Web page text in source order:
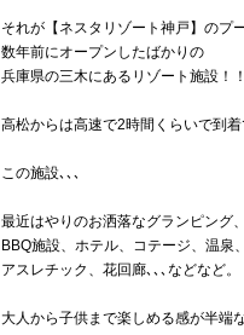
それが【ネスタリゾート神戸】のプ
数年前にオープンしたばかりの
兵庫県の三木にあるリゾート施設！！
高松からは高速で2時間くらいで到
この施設､､､
最近はやりのお洒落なグランピング、
BBQ施設、ホテル、コテージ、温泉
アスレチック、花回廊､､､などなど。
大人から子供まで楽しめる感が半端